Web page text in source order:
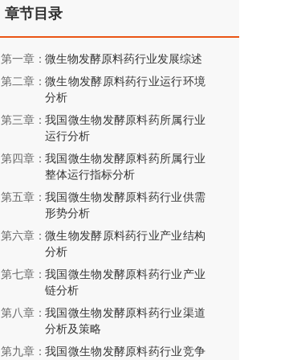
章节目录
第一章：微生物发酵原料药行业发展综述
第二章：微生物发酵原料药行业运行环境
分析
第三章：我国微生物发酵原料药所属行业
运行分析
第四章：我国微生物发酵原料药所属行业
整体运行指标分析
第五章：我国微生物发酵原料药行业供需
形势分析
第六章：微生物发酵原料药行业产业结构
分析
第七章：我国微生物发酵原料药行业产业
链分析
第八章：我国微生物发酵原料药行业渠道
分析及策略
第九章：我国微生物发酵原料药行业竞争